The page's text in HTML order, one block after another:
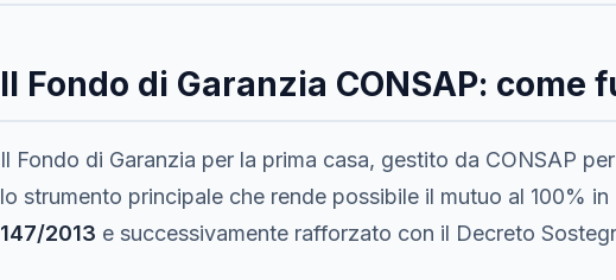
Il Fondo di Garanzia CONSAP: come
Il Fondo di Garanzia per la prima casa, gestito da CONSAP
lo strumento principale che rende possibile il mutuo al 100%
147/2013 e successivamente rafforzato con il Decreto